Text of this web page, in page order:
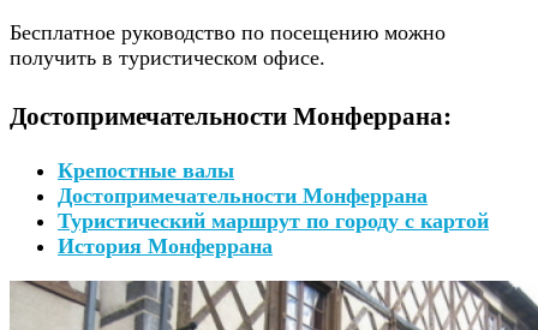
Бесплатное руководство по посещению можно
получить в туристическом офисе.
Достопримечательности Монферрана:
Крепостные валы
Достопримечательности Монферрана
Туристический маршрут по городу с картой
История Монферрана